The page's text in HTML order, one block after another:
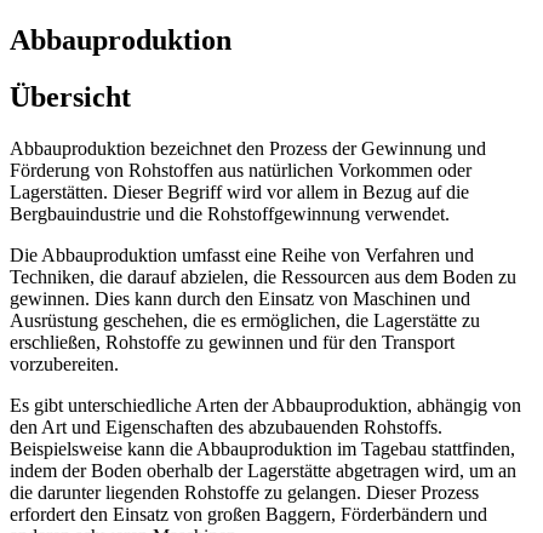
Abbauproduktion
Übersicht
Abbauproduktion bezeichnet den Prozess der Gewinnung und
Förderung von Rohstoffen aus natürlichen Vorkommen oder
Lagerstätten. Dieser Begriff wird vor allem in Bezug auf die
Bergbauindustrie und die Rohstoffgewinnung verwendet.
Die Abbauproduktion umfasst eine Reihe von Verfahren und
Techniken, die darauf abzielen, die Ressourcen aus dem Boden zu
gewinnen. Dies kann durch den Einsatz von Maschinen und
Ausrüstung geschehen, die es ermöglichen, die Lagerstätte zu
erschließen, Rohstoffe zu gewinnen und für den Transport
vorzubereiten.
Es gibt unterschiedliche Arten der Abbauproduktion, abhängig von
den Art und Eigenschaften des abzubauenden Rohstoffs.
Beispielsweise kann die Abbauproduktion im Tagebau stattfinden,
indem der Boden oberhalb der Lagerstätte abgetragen wird, um an
die darunter liegenden Rohstoffe zu gelangen. Dieser Prozess
erfordert den Einsatz von großen Baggern, Förderbändern und